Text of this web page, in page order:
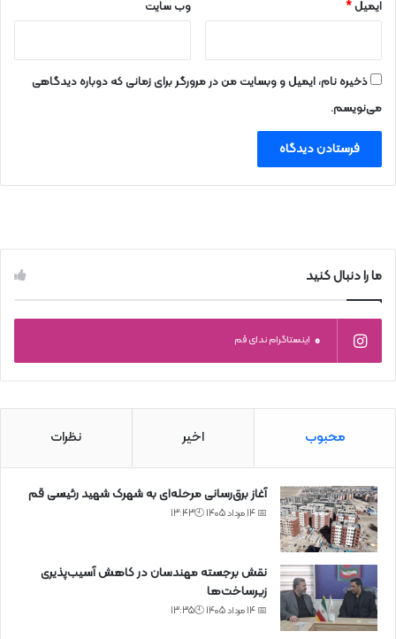
ایمیل* وب‌ سایت
ذخیره نام، ایمیل و وبسایت من در مرورگر برای زمانی که دوباره دیدگاهی
می‌نویسم.
ما را دنبال کنید
0 اینستاگرام ندای قم
محبوب اخیر نظرات
آغاز برق‌رسانی مرحله‌ای به شهرک شهید رئیسی قم
📅 14 مرداد 1405 🕙13:43
نقش برجسته مهندسان در کاهش آسیب‌پذیری
زیرساخت‌ها
📅 14 مرداد 1405 🕙13:35